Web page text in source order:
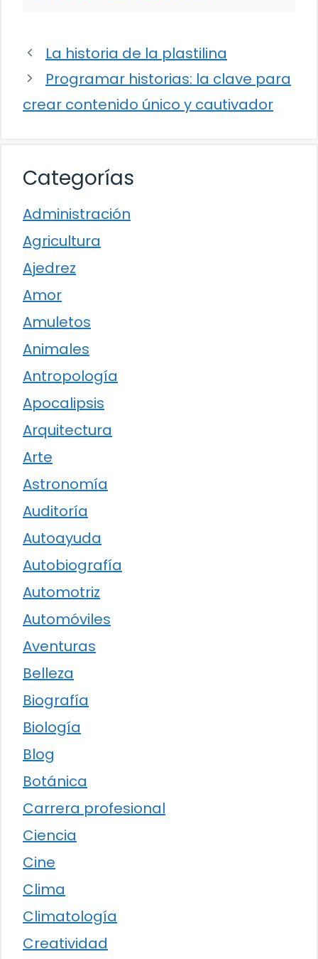
La historia de la plastilina
Programar historias: la clave para
crear contenido único y cautivador
Categorías
Administración
Agricultura
Ajedrez
Amor
Amuletos
Animales
Antropología
Apocalipsis
Arquitectura
Arte
Astronomía
Auditoría
Autoayuda
Autobiografía
Automotriz
Automóviles
Aventuras
Belleza
Biografía
Biología
Blog
Botánica
Carrera profesional
Ciencia
Cine
Clima
Climatología
Creatividad